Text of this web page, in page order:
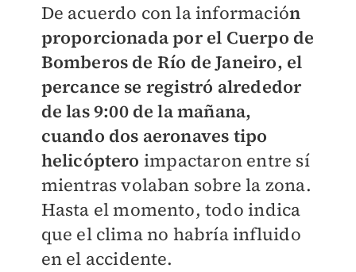
De acuerdo con la información
proporcionada por el Cuerpo de
Bomberos de Río de Janeiro, el
percance se registró alrededor
de las 9:00 de la mañana,
cuando dos aeronaves tipo
helicóptero impactaron entre sí
mientras volaban sobre la zona.
Hasta el momento, todo indica
que el clima no habría influido
en el accidente.